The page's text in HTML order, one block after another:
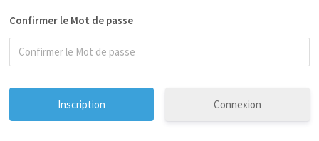
Confirmer le Mot de passe
Connexion